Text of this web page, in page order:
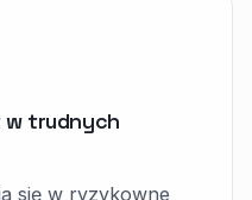
w trudnych
się w ryzykowne